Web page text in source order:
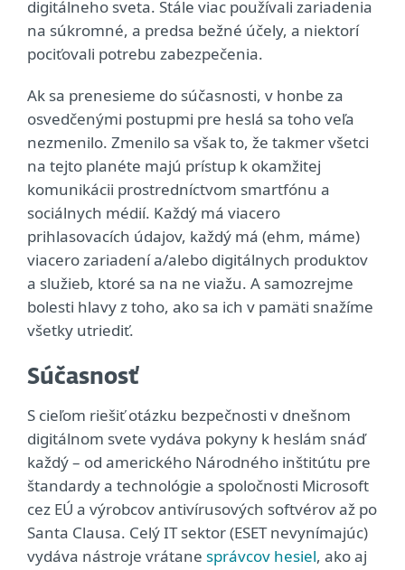
digitálneho sveta. Stále viac používali zariadenia
na súkromné, a predsa bežné účely, a niektorí
pociťovali potrebu zabezpečenia.
Ak sa prenesieme do súčasnosti, v honbe za
osvedčenými postupmi pre heslá sa toho veľa
nezmenilo. Zmenilo sa však to, že takmer všetci
na tejto planéte majú prístup k okamžitej
komunikácii prostredníctvom smartfónu a
sociálnych médií. Každý má viacero
prihlasovacích údajov, každý má (ehm, máme)
viacero zariadení a/alebo digitálnych produktov
a služieb, ktoré sa na ne viažu. A samozrejme
bolesti hlavy z toho, ako sa ich v pamäti snažíme
všetky utriediť.
Súčasnosť
S cieľom riešiť otázku bezpečnosti v dnešnom
digitálnom svete vydáva pokyny k heslám snáď
každý – od amerického Národného inštitútu pre
štandardy a technológie a spoločnosti Microsoft
cez EÚ a výrobcov antivírusových softvérov až po
Santa Clausa. Celý IT sektor (ESET nevynímajúc)
vydáva nástroje vrátane správcov hesiel, ako aj